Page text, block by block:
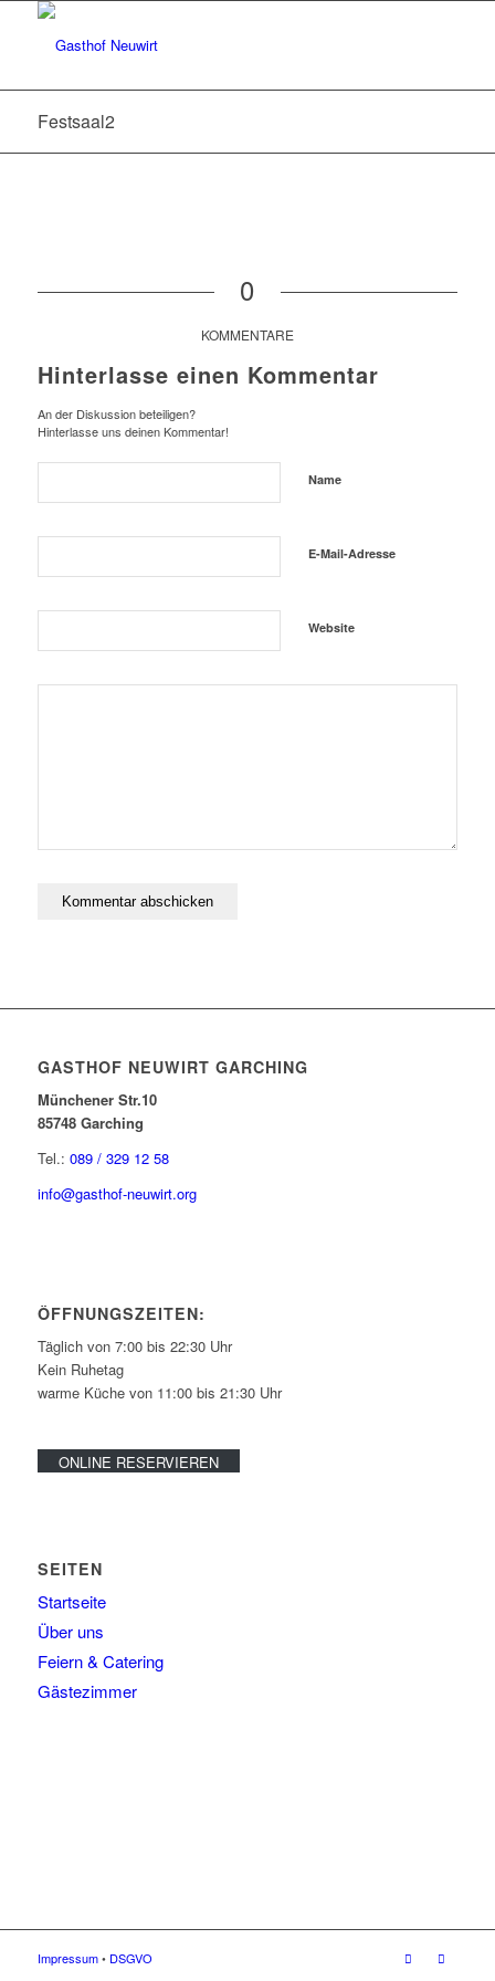
Festsaal2
0
KOMMENTARE
Hinterlasse einen Kommentar
An der Diskussion beteiligen?
Hinterlasse uns deinen Kommentar!
Name
E-Mail-Adresse
Website
GASTHOF NEUWIRT GARCHING
Münchener Str.10
85748 Garching
Tel.: 089 / 329 12 58
info@gasthof-neuwirt.org
ÖFFNUNGSZEITEN:
Täglich von 7:00 bis 22:30 Uhr
Kein Ruhetag
warme Küche von 11:00 bis 21:30 Uhr
ONLINE RESERVIEREN
SEITEN
Startseite
Über uns
Feiern & Catering
Gästezimmer
Impressum• DSGVO